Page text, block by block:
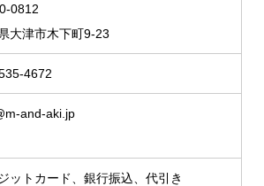
0812
大津市木下町9-23
4672
and-aki.jp
ットカード、銀行振込、代引き